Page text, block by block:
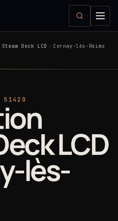
Deck LCD Cernay-lès-Reims
51420
LCD
lès-